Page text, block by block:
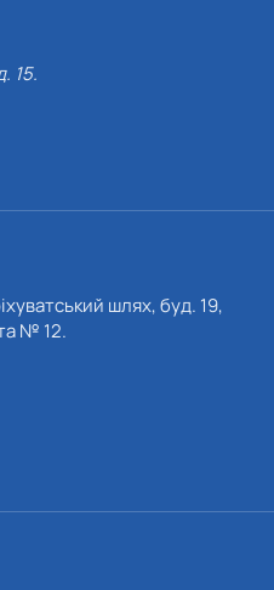
15.
шлях, буд. 19,
№ 12.